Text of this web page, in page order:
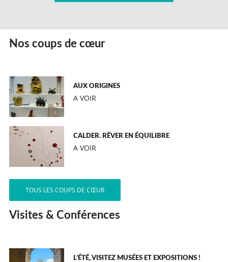
Nos coups de cœur
AUX ORIGINES
A VOIR
CALDER. RÊVER EN ÉQUILIBRE
A VOIR
TOUS LES COUPS DE CŒUR
Visites & Conférences
L’ÉTÉ, VISITEZ MUSÉES ET EXPOSITIONS !